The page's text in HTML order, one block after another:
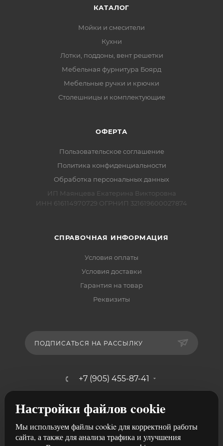
КАТАЛОГ
Мойки и смесители
Кухни
Лотки, поддоны, вент решетки
Мебельная фурнитура Боярд
Мебельные ручки и крючки
Столешницы и комплектующие
ОФЕРТА
Пользовательское соглашение
Политика конфиденциальности
Обработка персональных данных
ИП Маянцева Екатерина Викторовна
ИНН 616114970729 ОГРНИП 321619600027874
СПРАВОЧНАЯ ИНФОРМАЦИЯ
Условия оплаты
Условия доставки
Гарантия на товар
Реквизиты
ПОДПИСАТЬСЯ НА РАССЫЛКУ
+7 (905) 455-87-41
г. Ростов-на-Дону, ул. Щербакова,
107/29
Настройки файлов cookie
Мы используем файлы cookie для корректной работы
сайта, а также для анализа трафика и улучшения